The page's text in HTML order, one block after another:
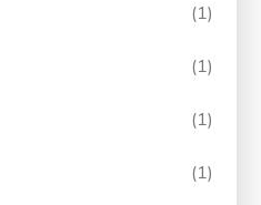
(1)
(1)
(1)
(1)